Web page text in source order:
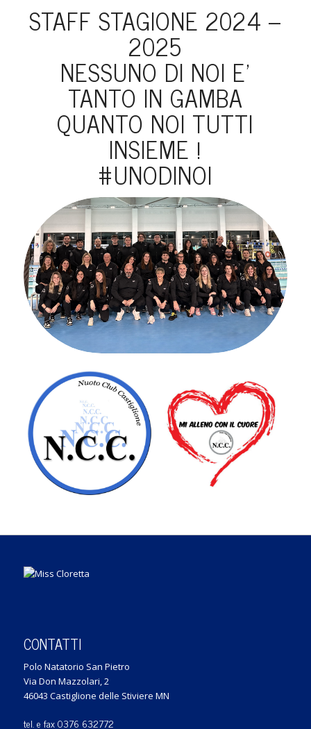
STAFF STAGIONE 2024 –
2025
NESSUNO DI NOI E’
TANTO IN GAMBA
QUANTO NOI TUTTI
INSIEME !
#UNODINOI
CONTATTI
Polo Natatorio San Pietro
Via Don Mazzolari, 2
46043 Castiglione delle Stiviere MN
tel. e fax 0376 632772